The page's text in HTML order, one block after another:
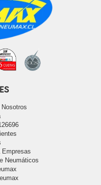
Empresas
Neumáticos